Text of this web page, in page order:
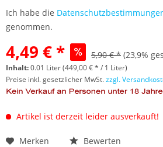
Ich habe die
genommen.
4,49 € * 5,90 € * (23,9%
Inhalt:0.01 Liter (449,00 € * / 1 Liter)
Preise inkl. gesetzlicher MwSt.zzgl.
Artikel ist derzeit leider ausverkauft!
Merken Bewerten